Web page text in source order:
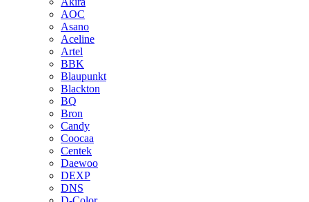
AOC
Asano
Aceline
Artel
BBK
Blaupunkt
Blackton
BQ
Bron
Candy
Coocaa
Centek
Daewoo
DEXP
DNS